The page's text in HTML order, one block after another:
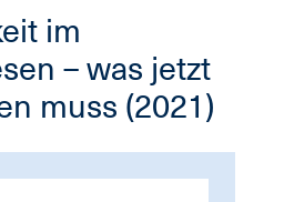
im
– was jetzt
muss (2021)